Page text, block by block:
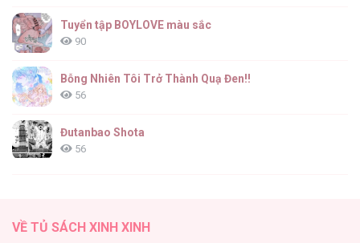
Tuyển tập BOYLOVE màu sắc
90
Bỗng Nhiên Tôi Trở Thành Quạ Đen!!
56
Đutanbao Shota
56
VỀ TỦ SÁCH XINH XINH